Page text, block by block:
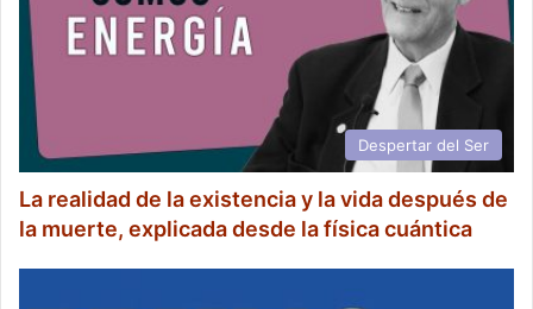
Despertar del Ser
La realidad de la existencia y la vida después de
la muerte, explicada desde la física cuántica